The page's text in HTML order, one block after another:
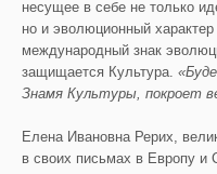
несущее в себе не только
но и эволюционный
международный знак
защищается Культура.
Знамя Культуры, покроет
Елена Ивановна Рерих,
в своих письмах в Европу и